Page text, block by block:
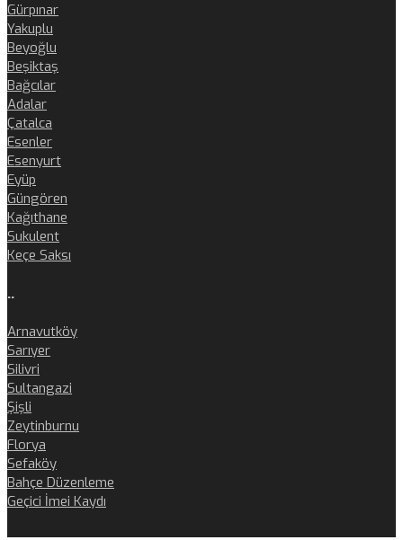
Gürpınar
Yakuplu
Beyoğlu
Beşiktaş
Bağcılar
Adalar
Çatalca
Esenler
Esenyurt
Eyüp
Güngören
Kağıthane
Sukulent
Keçe Saksı
..
Arnavutköy
Sarıyer
Silivri
Sultangazi
Şişli
Zeytinburnu
Florya
Sefaköy
Bahçe Düzenleme
Geçici İmei Kaydı